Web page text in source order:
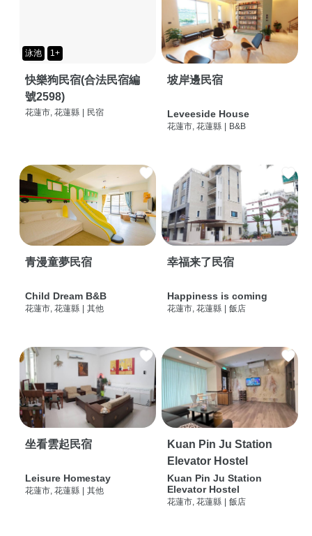
泳池 1+
快樂狗民宿(合法民宿編
號2598)
花蓮市, 花蓮縣 民宿
坡岸邊民宿
Leveeside House
花蓮市, 花蓮縣 B&B
青漫童夢民宿
Child Dream B&B
花蓮市, 花蓮縣 其他
幸福来了民宿
Happiness is coming
花蓮市, 花蓮縣 飯店
坐看雲起民宿
Leisure Homestay
花蓮市, 花蓮縣 其他
Kuan Pin Ju Station
Elevator Hostel
Kuan Pin Ju Station
Elevator Hostel
花蓮市, 花蓮縣 飯店